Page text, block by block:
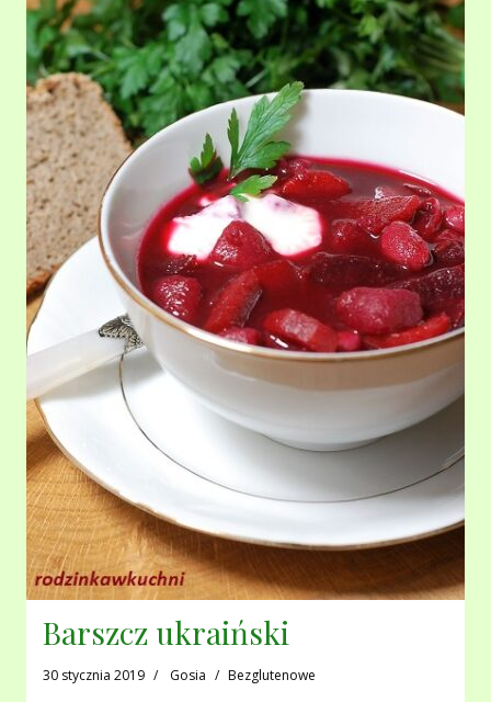
Barszcz ukraiński
30 stycznia 2019 Gosia Bezglutenowe